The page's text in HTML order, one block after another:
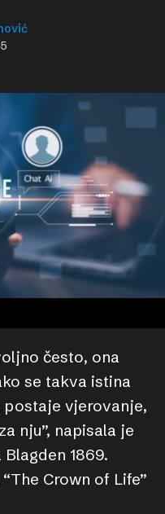
često, ona
se takva istina
vjerovanje,
nju”, napisala je
1869.
Crown of Life”